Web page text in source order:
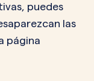
puedes
las
página